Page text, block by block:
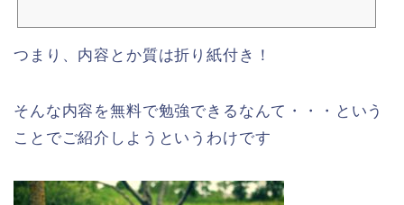
つまり、内容とか質は折り紙付き！
そんな内容を無料で勉強できるなんて・・・という
ことでご紹介しようというわけです